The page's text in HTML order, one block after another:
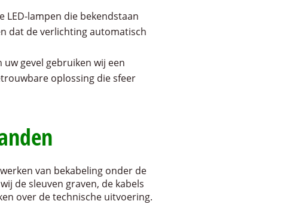
LED-lampen die bekendstaan
dat de verlichting automatisch
gevel gebruiken wij een
oplossing die sfeer
van bekabeling onder de
de sleuven graven, de kabels
over de technische uitvoering.